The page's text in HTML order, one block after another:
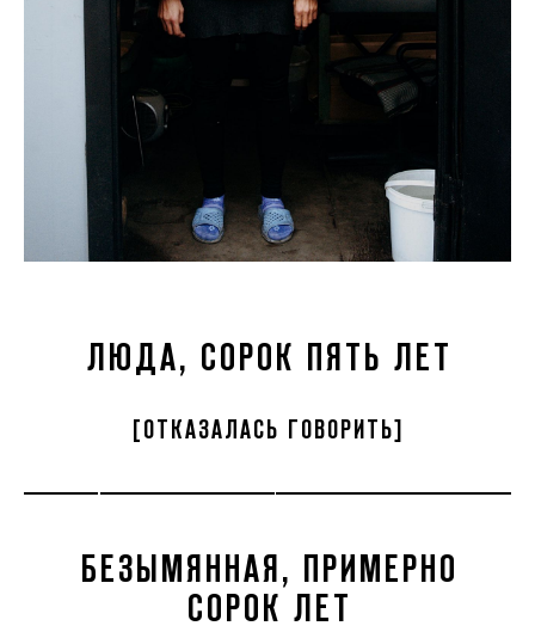
ЛЮДА, СОРОК ПЯТЬ ЛЕТ
[ОТКАЗАЛАСЬ ГОВОРИТЬ]
БЕЗЫМЯННАЯ, ПРИМЕРНО
СОРОК ЛЕТ